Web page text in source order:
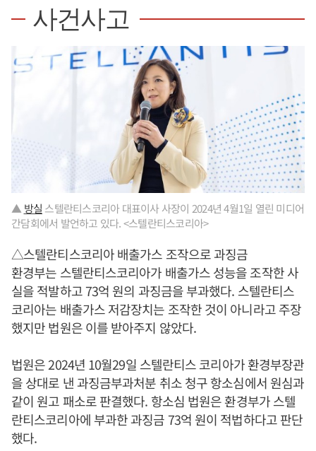
사건사고
▲ 방실 스텔란티스코리아 대표이사 사장이 2024년 4월1일 열린 미디어
간담회에서 발언하고 있다. <스텔란티스코리아>
△스텔란티스코리아 배출가스 조작으로 과징금
환경부는 스텔란티스코리아가 배출가스 성능을 조작한 사
실을 적발하고 73억 원의 과징금을 부과했다. 스텔란티스
코리아는 배출가스 저감장치는 조작한 것이 아니라고 주장
했지만 법원은 이를 받아주지 않았다.
법원은 2024년 10월29일 스텔란티스 코리아가 환경부장관
을 상대로 낸 과징금부과처분 취소 청구 항소심에서 원심과
같이 원고 패소로 판결했다. 항소심 법원은 환경부가 스텔
란티스코리아에 부과한 과징금 73억 원이 적법하다고 판단
했다.